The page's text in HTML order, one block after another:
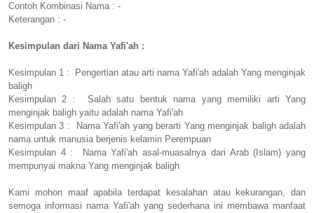
Contoh Kombinasi Nama : -
Keterangan : -
Kesimpulan dari Nama Yafi'ah :
Kesimpulan 1 : Pengertian atau arti nama Yafi'ah adalah Yang menginjak
baligh
Kesimpulan 2 : Salah satu bentuk nama yang memiliki arti Yang
menginjak baligh yaitu adalah nama Yafi'ah
Kesimpulan 3 : Nama Yafi'ah yang berarti Yang menginjak baligh adalah
nama untuk manusia berjenis kelamin Perempuan
Kesimpulan 4 : Nama Yafi'ah asal-muasalnya dari Arab (Islam) yang
mempunyai makna Yang menginjak baligh
Kami mohon maaf apabila terdapat kesalahan atau kekurangan, dan
semoga informasi nama Yafi'ah yang sederhana ini membawa manfaat